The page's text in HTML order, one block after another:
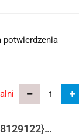
potwierdzenia